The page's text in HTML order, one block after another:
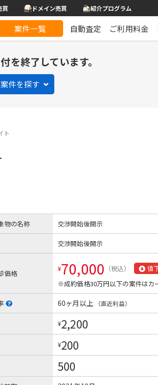
買 ドメイン売買 紹介プログラム
案件一覧 自動査定 ご利用料金
を終了しています。
件を探す
ト
物の名称 交渉開始後開示
交渉開始後開示
価格 ¥70,000 （税込） 値
※成約価格30万円以下の案件はカ
60ヶ月以上 （直近利益）
¥2,200
¥200
500